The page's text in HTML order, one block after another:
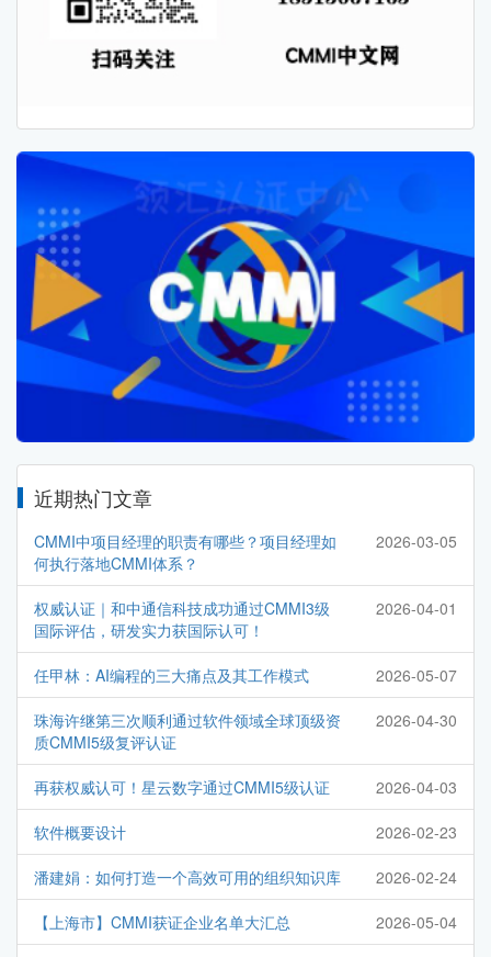
近期热门文章
CMMI中项目经理的职责有哪些？项目经理如
何执行落地CMMI体系？
2026-03-05
权威认证｜和中通信科技成功通过CMMI3级
国际评估，研发实力获国际认可！
2026-04-01
任甲林：AI编程的三大痛点及其工作模式 2026-05-07
珠海许继第三次顺利通过软件领域全球顶级资
质CMMI5级复评认证
2026-04-30
再获权威认可！星云数字通过CMMI5级认证 2026-04-03
软件概要设计 2026-02-23
潘建娟：如何打造一个高效可用的组织知识库 2026-02-24
【上海市】CMMI获证企业名单大汇总 2026-05-04